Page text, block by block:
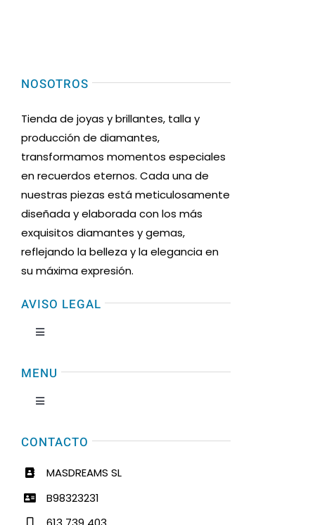
NOSOTROS
Tienda de joyas y brillantes, talla y
producción de diamantes,
transformamos momentos especiales
en recuerdos eternos. Cada una de
nuestras piezas está meticulosamente
diseñada y elaborada con los más
exquisitos diamantes y gemas,
reflejando la belleza y la elegancia en
su máxima expresión.
AVISO LEGAL
Toggle
Condiciones de uso
MENU
Toggle
Inicio
CONTACTO
MASDREAMS SL
B98323231